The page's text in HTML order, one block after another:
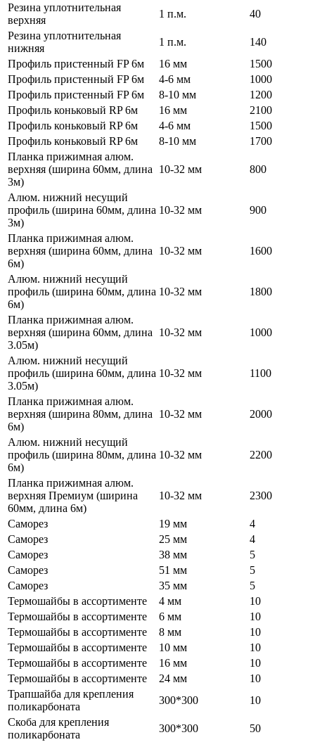
Резина уплотнительная
верхняя
1 п.м.
40
Резина уплотнительная
нижняя
1 п.м.
140
Профиль пристенный FP 6м
16 мм
1500
Профиль пристенный FP 6м
4-6 мм
1000
Профиль пристенный FP 6м
8-10 мм
1200
Профиль коньковый RP 6м
16 мм
2100
Профиль коньковый RP 6м
4-6 мм
1500
Профиль коньковый RP 6м
8-10 мм
1700
Планка прижимная алюм.
верхняя (ширина 60мм, длина
3м)
10-32 мм 800
Алюм. нижний несущий
профиль (ширина 60мм, длина
3м)
10-32 мм 900
Планка прижимная алюм.
верхняя (ширина 60мм, длина
6м)
10-32 мм 1600
Алюм. нижний несущий
профиль (ширина 60мм, длина
6м)
10-32 мм 1800
Планка прижимная алюм.
верхняя (ширина 60мм, длина
3.05м)
10-32 мм 1000
Алюм. нижний несущий
профиль (ширина 60мм, длина
3.05м)
10-32 мм 1100
Планка прижимная алюм.
верхняя (ширина 80мм, длина
6м)
10-32 мм 2000
Алюм. нижний несущий
профиль (ширина 80мм, длина
6м)
10-32 мм 2200
Планка прижимная алюм.
верхняя Премиум (ширина
60мм, длина 6м)
10-32 мм 2300
Саморез 19 мм
4
Саморез
25 мм
4
Саморез
38 мм
5
Саморез
51 мм
5
Саморез
35 мм
5
Термошайбы в ассортименте
4 мм
10
Термошайбы в ассортименте
6 мм
10
Термошайбы в ассортименте
8 мм
10
Термошайбы в ассортименте
10 мм
10
Термошайбы в ассортименте
16 мм
10
Термошайбы в ассортименте
24 мм
10
Трапшайба для крепления
поликарбоната
300*300
10
Скоба для крепления
поликарбоната
300*300
50